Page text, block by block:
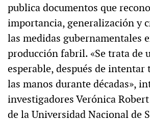
publica documentos que
importancia, generalización y
las medidas gubernamentales
producción fabril. «Se trata de
esperable, después de intentar
las manos durante décadas»,
investigadores Verónica
de la Universidad Nacional de